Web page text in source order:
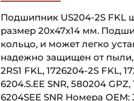
Подшипник US204-2S FKL
размер 20х47х14 мм.
кольцо, и может легко
надежно защищен от пыли,
2RS1 FKL, 1726204-2S FKL,
6204.S.EE SNR, 580204
6204SEE SNR Номера OEM: